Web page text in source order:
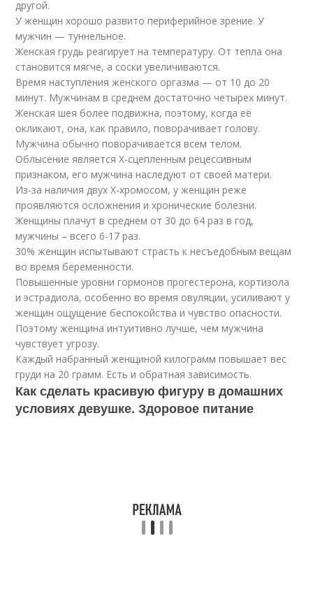
другой.
У женщин хорошо развито периферийное зрение. У
мужчин — туннельное.
Женская грудь реагирует на температуру. От тепла она
становится мягче, а соски увеличиваются.
Время наступления женского оргазма — от 10 до 20
минут. Мужчинам в среднем достаточно четырех минут.
Женская шея более подвижна, поэтому, когда её
окликают, она, как правило, поворачивает голову.
Мужчина обычно поворачивается всем телом.
Облысение является Х-сцепленным рецессивным
признаком, его мужчина наследуют от своей матери.
Из-за наличия двух Х-хромосом, у женщин реже
проявляются осложнения и хронические болезни.
Женщины плачут в среднем от 30 до 64 раз в год,
мужчины – всего 6-17 раз.
30% женщин испытывают страсть к несъедобным вещам
во время беременности.
Повышенные уровни гормонов прогестерона, кортизола
и эстрадиола, особенно во время овуляции, усиливают у
женщин ощущение беспокойства и чувство опасности.
Поэтому женщина интуитивно лучше, чем мужчина
чувствует угрозу.
Каждый набранный женщиной килограмм повышает вес
груди на 20 грамм. Есть и обратная зависимость.
Как сделать красивую фигуру в домашних
условиях девушке. Здоровое питание